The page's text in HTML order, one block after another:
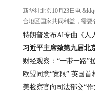
新华社北京10月23日电
合地区国家共同利益，需要
特朗普发布AI专曲《人
习近平主席致第九届北
财经观察：“一带一路”
欧盟同意“宽限” 英国
美检察官向司法部交“作